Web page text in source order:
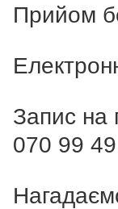
Прийом
Запис на
070 99 49